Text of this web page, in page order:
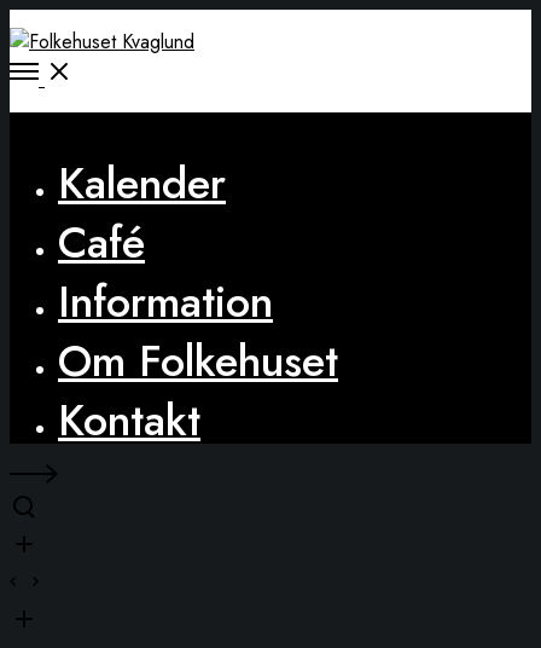
Open
Kalender
Café
Information
Om Folkehuset
Kontakt